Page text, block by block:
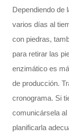
Dependiendo de
varios días al
con piedras,
para retirar las
enzimático es
de producción.
cronograma. Si
comunicársela al
planificarla